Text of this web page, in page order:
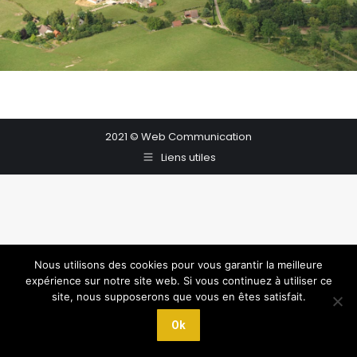
2021 © Web Communication
Liens utiles
Nous utilisons des cookies pour vous garantir la meilleure
expérience sur notre site web. Si vous continuez à utiliser ce
site, nous supposerons que vous en êtes satisfait.
Ok